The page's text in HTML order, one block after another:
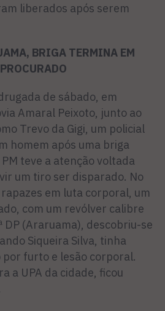
liberados após serem
BRIGA TERMINA EM
de sábado, em
Amaral Peixoto, junto ao
Trevo da Gigi, um policial
homem após uma briga
teve a atenção voltada
um tiro ser disparado. No
em luta corporal, um
com um revólver calibre
DP (Araruama), descobriu-se
Siqueira Silva, tinha
furto e lesão corporal.
a UPA da cidade, ficou